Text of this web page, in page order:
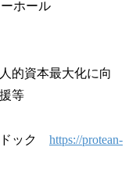
ホール
的資本最大化に向
等
ドック https://protean-